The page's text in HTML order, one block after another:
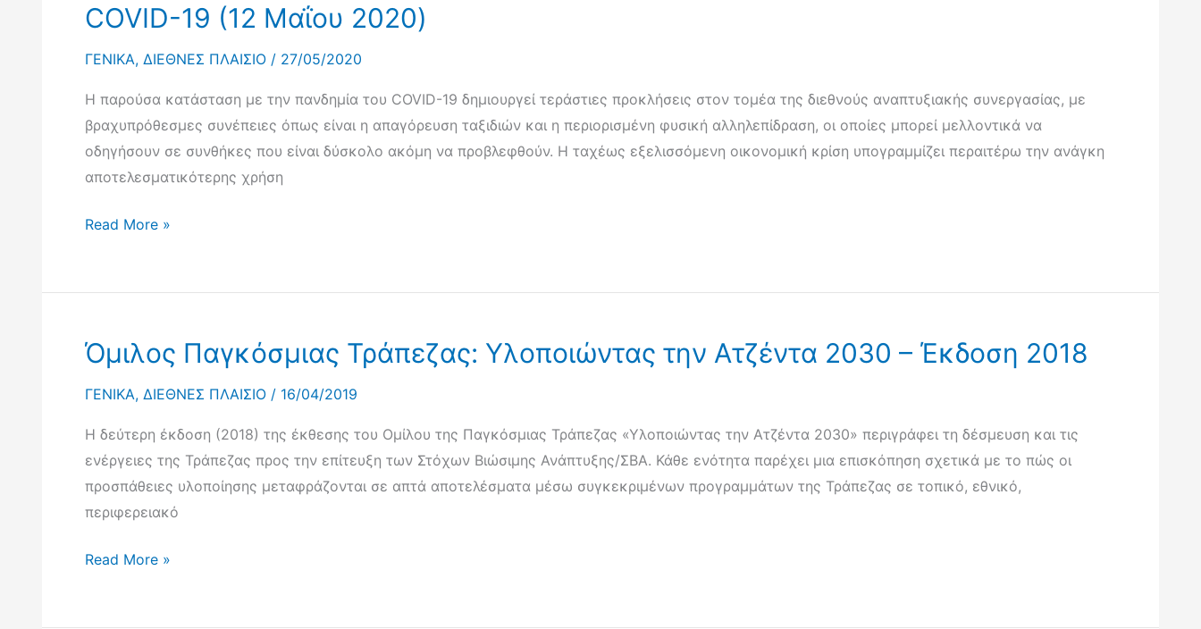
COVID-19 (12 Μαΐου 2020)
ΓΕΝΙΚΑ, ΔΙΕΘΝΕΣ ΠΛΑΙΣΙΟ / 27/05/2020
Η παρούσα κατάσταση με την πανδημία του COVID-19 δημιουργεί τεράστιες προκλήσεις στον τομέα της διεθνούς αναπτυξιακής συνεργασίας, με
βραχυπρόθεσμες συνέπειες όπως είναι η απαγόρευση ταξιδιών και η περιορισμένη φυσική αλληλεπίδραση, οι οποίες μπορεί μελλοντικά να
οδηγήσουν σε συνθήκες που είναι δύσκολο ακόμη να προβλεφθούν. Η ταχέως εξελισσόμενη οικονομική κρίση υπογραμμίζει περαιτέρω την ανάγκη
αποτελεσματικότερης χρήση
Δήλωση
Εταιρικής
για
την
Αποτελεσματική
Αναπτυξιακή
Συνεργασία
σχετικά
Read More »
Όμιλος Παγκόσμιας Τράπεζας: Υλοποιώντας την Ατζέντα 2030 – Έκδοση 2018
ΓΕΝΙΚΑ, ΔΙΕΘΝΕΣ ΠΛΑΙΣΙΟ / 16/04/2019
Η δεύτερη έκδοση (2018) της έκθεσης του Ομίλου της Παγκόσμιας Τράπεζας «Υλοποιώντας την Ατζέντα 2030» περιγράφει τη δέσμευση και τις
ενέργειες της Τράπεζας προς την επίτευξη των Στόχων Βιώσιμης Ανάπτυξης/ΣΒΑ. Κάθε ενότητα παρέχει μια επισκόπηση σχετικά με το πώς οι
προσπάθειες υλοποίησης μεταφράζονται σε απτά αποτελέσματα μέσω συγκεκριμένων προγραμμάτων της Τράπεζας σε τοπικό, εθνικό,
περιφερειακό
Όμιλος
Read More »